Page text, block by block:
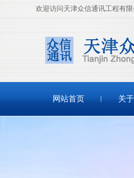
欢迎访问天津众信通讯工程有
网站首页 关